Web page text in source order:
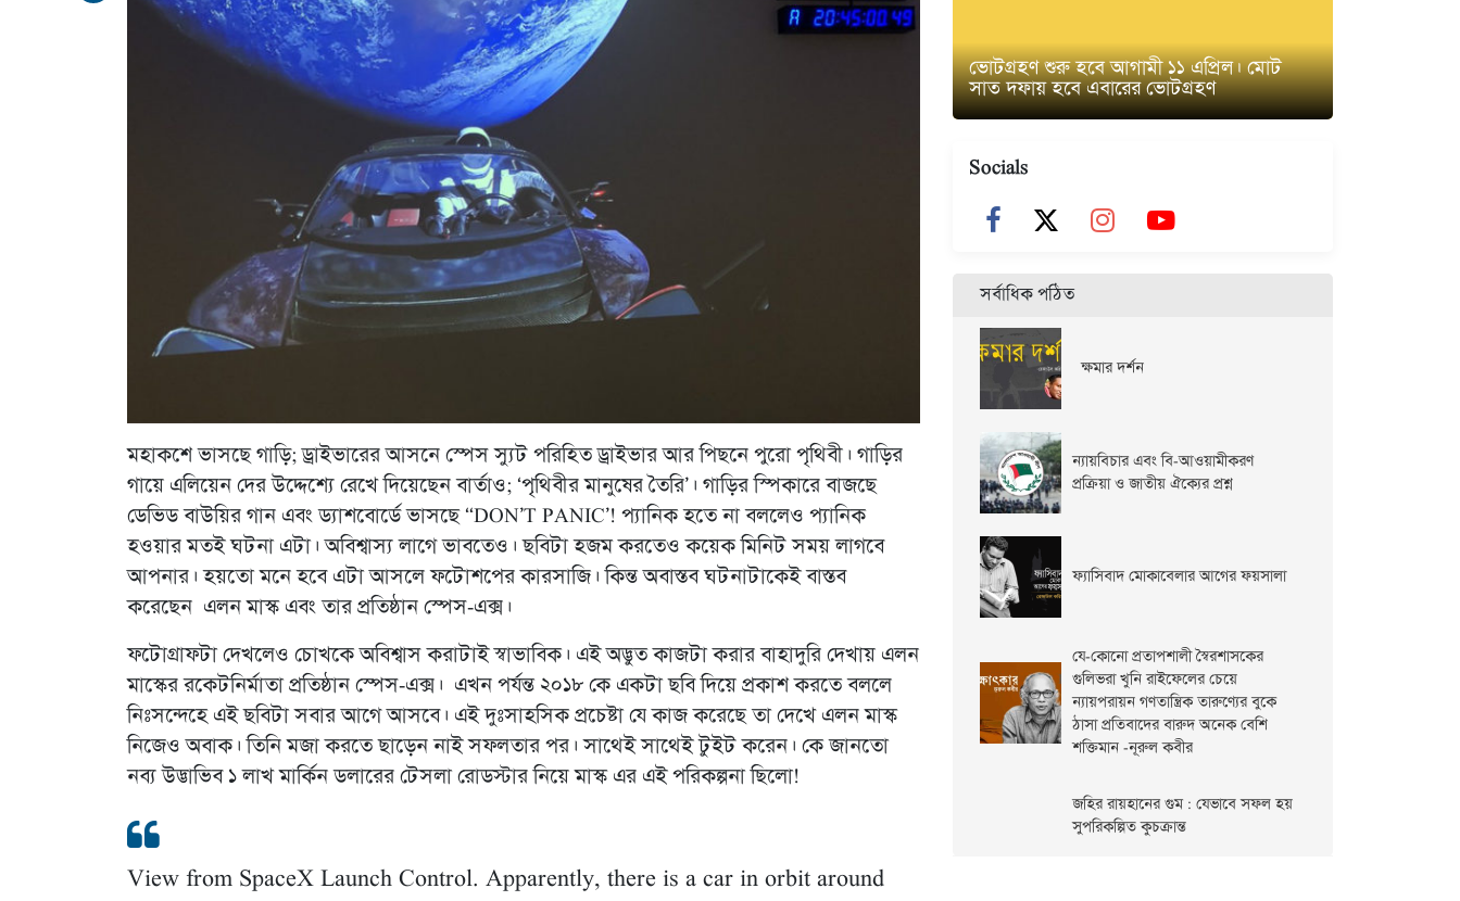
মহাকশে ভাসছে গাড়ি; ড্রাইভারের আসনে স্পেস স্যুট পরিহিত ড্রাইভার আর পিছনে পুরো পৃথিবী। গাড়ির
গায়ে এলিয়েন দের উদ্দেশ্যে রেখে দিয়েছেন বার্তাও; ‘পৃথিবীর মানুষের তৈরি’। গাড়ির স্পিকারে বাজছে
ডেভিড বাউয়ির গান এবং ড্যাশবোর্ডে ভাসছে “DON’T PANIC’! প্যানিক হতে না বললেও প্যানিক
হওয়ার মতই ঘটনা এটা। অবিশ্বাস্য লাগে ভাবতেও। ছবিটা হজম করতেও কয়েক মিনিট সময় লাগবে
আপনার। হয়তো মনে হবে এটা আসলে ফটোশপের কারসাজি। কিন্ত অবাস্তব ঘটনাটাকেই বাস্তব
করেছেন এলন মাস্ক এবং তার প্রতিষ্ঠান স্পেস-এক্স।
ফটোগ্রাফটা দেখলেও চোখকে অবিশ্বাস করাটাই স্বাভাবিক। এই অদ্ভুত কাজটা করার বাহাদুরি দেখায় এলন
মাস্কের রকেটনির্মাতা প্রতিষ্ঠান স্পেস-এক্স। এখন পর্যন্ত ২০১৮ কে একটা ছবি দিয়ে প্রকাশ করতে বললে
নিঃসন্দেহে এই ছবিটা সবার আগে আসবে। এই দুঃসাহসিক প্রচেষ্টা যে কাজ করেছে তা দেখে এলন মাস্ক
নিজেও অবাক। তিনি মজা করতে ছাড়েন নাই সফলতার পর। সাথেই সাথেই টুইট করেন। কে জানতো
নব্য উদ্ভাভিব ১ লাখ মার্কিন ডলারের টেসলা রোডস্টার নিয়ে মাস্ক এর এই পরিকল্পনা ছিলো!
View from SpaceX Launch Control. Apparently, there is a car in orbit around
ভোটগ্রহণ শুরু হবে আগামী ১১ এপ্রিল। মোট
সাত দফায় হবে এবারের ভোটগ্রহণ
Socials
সর্বাধিক পঠিত
ক্ষমার দর্শন
ন্যায়বিচার এবং বি-আওয়ামীকরণ
প্রক্রিয়া ও জাতীয় ঐক্যের প্রশ্ন
ফ্যাসিবাদ মোকাবেলার আগের ফয়সালা
যে-কোনো প্রতাপশালী স্বৈরশাসকের
গুলিভরা খুনি রাইফেলের চেয়ে
ন্যায়পরায়ন গণতান্ত্রিক তারুণ্যের বুকে
ঠাসা প্রতিবাদের বারুদ অনেক বেশি
শক্তিমান -নূরুল কবীর
জহির রায়হানের গুম : যেভাবে সফল হয়
সুপরিকল্পিত কুচক্রান্ত